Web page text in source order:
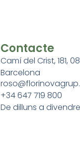
Contacte
Camí del Crist, 181,
Barcelona
+34 647 719 800
De dilluns a